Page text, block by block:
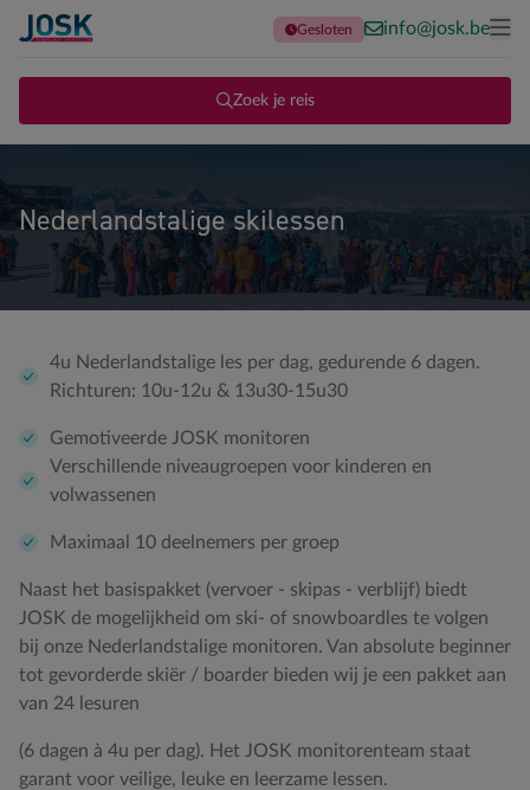
Terug naar de homepage
Gesloten info@josk.be
Zoek je reis
Nederlandstalige skilessen
4u Nederlandstalige les per dag, gedurende 6 dagen.
Richturen: 10u-12u & 13u30-15u30
Gemotiveerde JOSK monitoren
Verschillende niveaugroepen voor kinderen en
volwassenen
Maximaal 10 deelnemers per groep
Naast het basispakket (vervoer - skipas - verblijf) biedt
JOSK de mogelijkheid om ski- of snowboardles te volgen
bij onze Nederlandstalige monitoren. Van absolute beginner
tot gevorderde skiër / boarder bieden wij je een pakket aan
van 24 lesuren
(6 dagen à 4u per dag). Het JOSK monitorenteam staat
garant voor veilige, leuke en leerzame lessen.